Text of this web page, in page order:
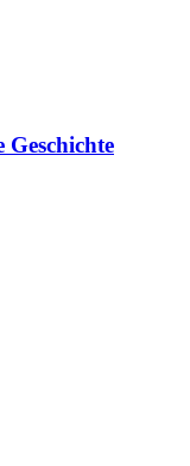
Geschichte